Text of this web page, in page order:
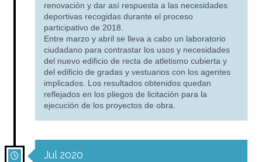
renovación y dar así respuesta a las necesidades
deportivas recogidas durante el proceso
participativo de 2018.
Entre marzo y abril se lleva a cabo un laboratorio
ciudadano para contrastar los usos y necesidades
del nuevo edificio de recta de atletismo cubierta y
del edificio de gradas y vestuarios con los agentes
implicados. Los resultados obtenidos quedan
reflejados en los pliegos de licitación para la
ejecución de los proyectos de obra.
Jul 2020